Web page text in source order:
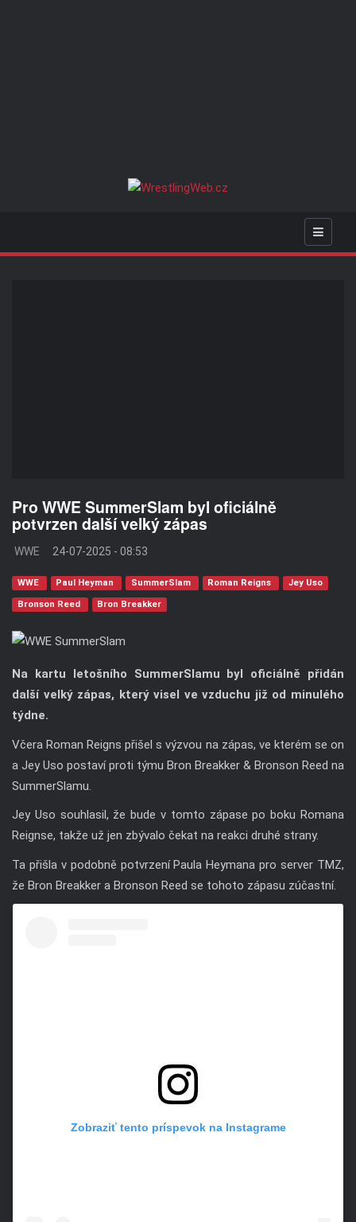
Pro WWE SummerSlam byl oficiálně
potvrzen další velký zápas
WWE 24-07-2025 - 08:53
WWE Paul Heyman SummerSlam Roman Reigns Jey Uso
Bronson Reed Bron Breakker
Na kartu letošního SummerSlamu byl oficiálně přidán
další velký zápas, který visel ve vzduchu již od minulého
týdne.
Včera Roman Reigns přišel s výzvou na zápas, ve kterém se on
a Jey Uso postaví proti týmu Bron Breakker & Bronson Reed na
SummerSlamu.
Jey Uso souhlasil, že bude v tomto zápase po boku Romana
Reignse, takže už jen zbývalo čekat na reakci druhé strany.
Ta přišla v podobně potvrzení Paula Heymana pro server TMZ,
že Bron Breakker a Bronson Reed se tohoto zápasu zúčastní.
Zobraziť tento príspevok na Instagrame